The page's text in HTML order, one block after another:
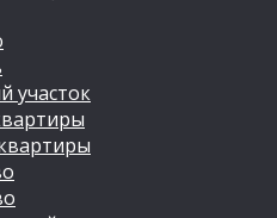
участок